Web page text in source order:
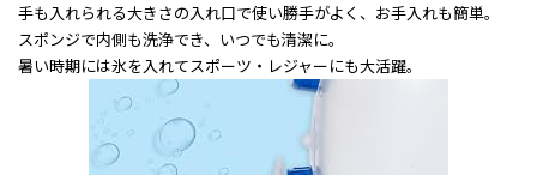
手も入れられる大きさの入れ口で使い勝手がよく、お手入れも簡単。
スポンジで内側も洗浄でき、いつでも清潔に。
暑い時期には氷を入れてスポーツ・レジャーにも大活躍。